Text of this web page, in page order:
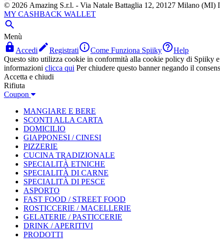
© 2026 Amazing S.r.l. - Via Natale Battaglia 12, 20127 Milano
MY CASHBACK WALLET

Menù
 Accedi RegistratiCome Funziona SpiikyHelp
Questo sito utilizza cookie in conformità alla cookie policy di Spiiky
informazioni clicca qui Per chiudere questo banner negando il
Accetta e chiudi
Rifiuta
Coupon
MANGIARE E BERE
SCONTI ALLA CARTA
DOMICILIO
GIAPPONESI / CINESI
PIZZERIE
CUCINA TRADIZIONALE
SPECIALITÀ ETNICHE
SPECIALITÀ DI CARNE
SPECIALITÀ DI PESCE
ASPORTO
FAST FOOD / STREET FOOD
ROSTICCERIE / MACELLERIE
GELATERIE / PASTICCERIE
DRINK / APERITIVI
PRODOTTI